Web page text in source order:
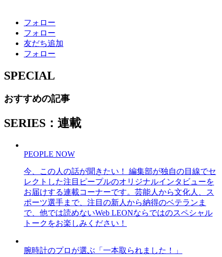
フォロー
フォロー
友だち追加
フォロー
SPECIAL
おすすめの記事
SERIES：連載
PEOPLE NOW
今、この人の話が聞きたい！ 編集部が独自の目線でセ
レクトした注目ピープルのオリジナルインタビューを
お届けする連載コーナーです。芸能人から文化人、ス
ポーツ選手まで、注目の新人から納得のベテランま
で、他では読めないWeb LEONならではのスペシャル
トークをお楽しみください！
腕時計のプロが選ぶ「一本取られました！」